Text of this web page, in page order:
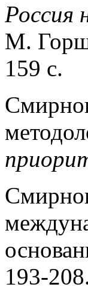
Россия
М.
159 с.
193-